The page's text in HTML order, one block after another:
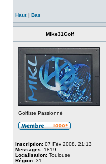
Haut| Bas
Mike31Golf
Golfiste Passionné
Inscription: 07 Fév 2008, 21:13
Messages: 1819
Localisation: Toulouse
Région: 31